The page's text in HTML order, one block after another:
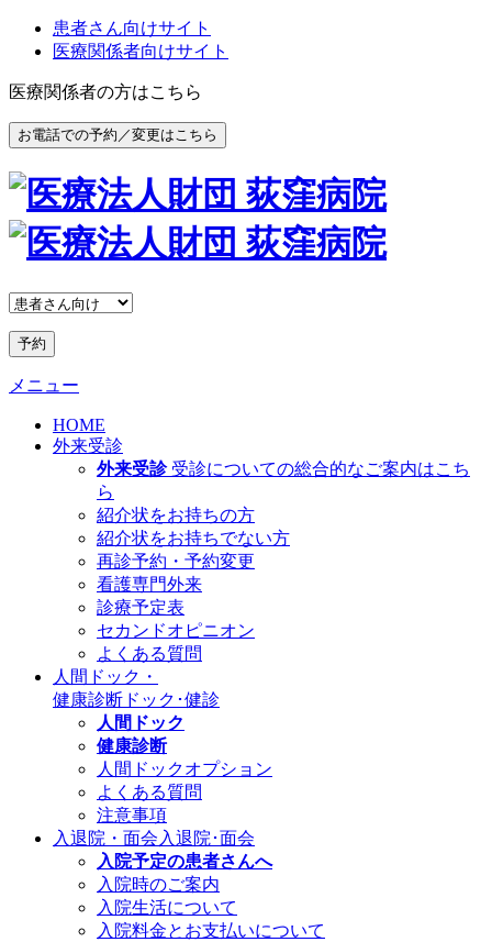
患者さん向けサイト
医療関係者向けサイト
医療関係者の方はこちら
お電話での予約／変更はこちら
予約
メニュー
HOME
外来受診
外来受診 受診についての総合的なご案内はこち
ら
紹介状をお持ちの方
紹介状をお持ちでない方
再診予約・予約変更
看護専門外来
診療予定表
セカンドオピニオン
よくある質問
人間ドック・
健康診断 ドック･健診
人間ドック
健康診断
人間ドックオプション
よくある質問
注意事項
入退院・面会 入退院･面会
入院予定の患者さんへ
入院時のご案内
入院生活について
入院料金とお支払いについて